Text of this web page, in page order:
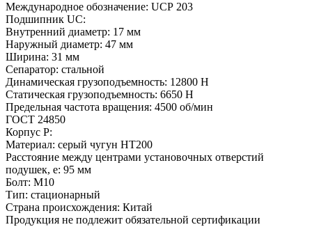
Международное обозначение: UCР 203
Подшипник UC:
Внутренний диаметр: 17 мм
Наружный диаметр: 47 мм
Ширина: 31 мм
Сепаратор: стальной
Динамическая грузоподъемность: 12800 H
Статическая грузоподъемность: 6650 H
Предельная частота вращения: 4500 об/мин
ГОСТ 24850
Корпус P:
Материал: серый чугун НТ200
Расстояние между центрами установочных отверстий
подушек, e: 95 мм
Болт: М10
Тип: стационарный
Страна происхождения: Китай
Продукция не подлежит обязательной сертификации